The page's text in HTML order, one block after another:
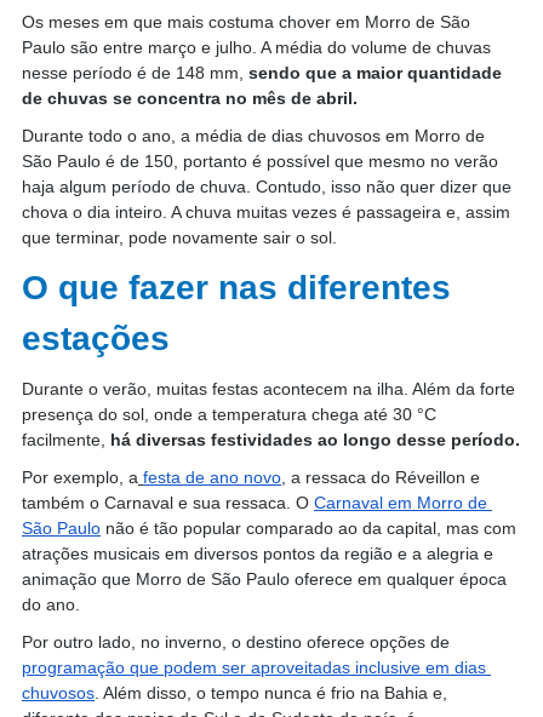
Os meses em que mais costuma chover em Morro de São
Paulo são entre março e julho. A média do volume de chuvas
nesse período é de 148 mm, sendo que a maior quantidade
de chuvas se concentra no mês de abril.
Durante todo o ano, a média de dias chuvosos em Morro de
São Paulo é de 150, portanto é possível que mesmo no verão
haja algum período de chuva. Contudo, isso não quer dizer que
chova o dia inteiro. A chuva muitas vezes é passageira e, assim
que terminar, pode novamente sair o sol.
O que fazer nas diferentes
estações
Durante o verão, muitas festas acontecem na ilha. Além da forte
presença do sol, onde a temperatura chega até 30 °C
facilmente, há diversas festividades ao longo desse período.
Por exemplo, a festa de ano novo , a ressaca do Réveillon e
também o Carnaval e sua ressaca. O Carnaval em Morro de
São Paulo não é tão popular comparado ao da capital, mas com
atrações musicais em diversos pontos da região e a alegria e
animação que Morro de São Paulo oferece em qualquer época
do ano.
Por outro lado, no inverno, o destino oferece opções de
programação que podem ser aproveitadas inclusive em dias
chuvosos . Além disso, o tempo nunca é frio na Bahia e,